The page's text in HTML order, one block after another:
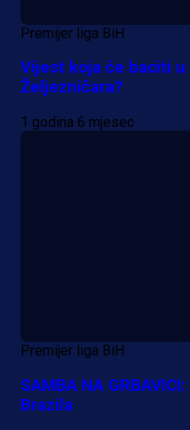
Premijer liga BiH
Vijest koja će baciti u
Željezničara?
1 godina 6 mjesec
Premijer liga BiH
SAMBA NA
Brazila